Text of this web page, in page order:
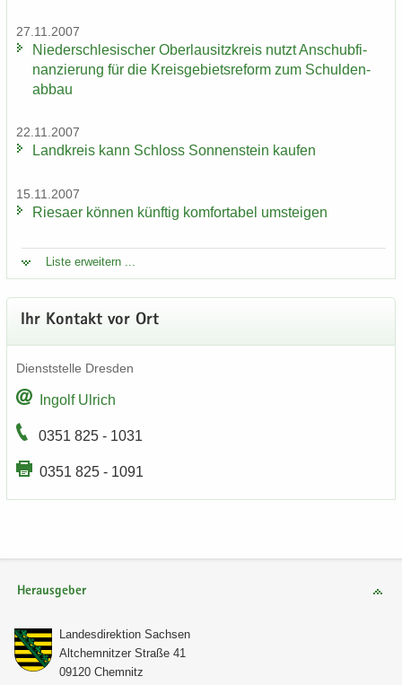
27.11.2007
Nie­der­schle­si­scher Ober­lau­sitz­kreis nutzt An­schub­fi­
nan­zie­rung für die Kreis­ge­biets­re­form zum Schul­den­
ab­bau
22.11.2007
Land­kreis kann Schloss Son­nen­stein kau­fen
15.11.2007
Rie­sa­er kön­nen künf­tig kom­for­ta­bel um­stei­gen
Liste er­wei­tern ...
Ihr Kon­takt vor Ort
Dienst­stel­le Dres­den
In­golf Ul­rich
0351 825 - 1031
0351 825 - 1091
Herausgeber
Lan­des­di­rek­ti­on Sach­sen
Alt­chem­nit­zer Stra­ße 41
09120 Chem­nitz